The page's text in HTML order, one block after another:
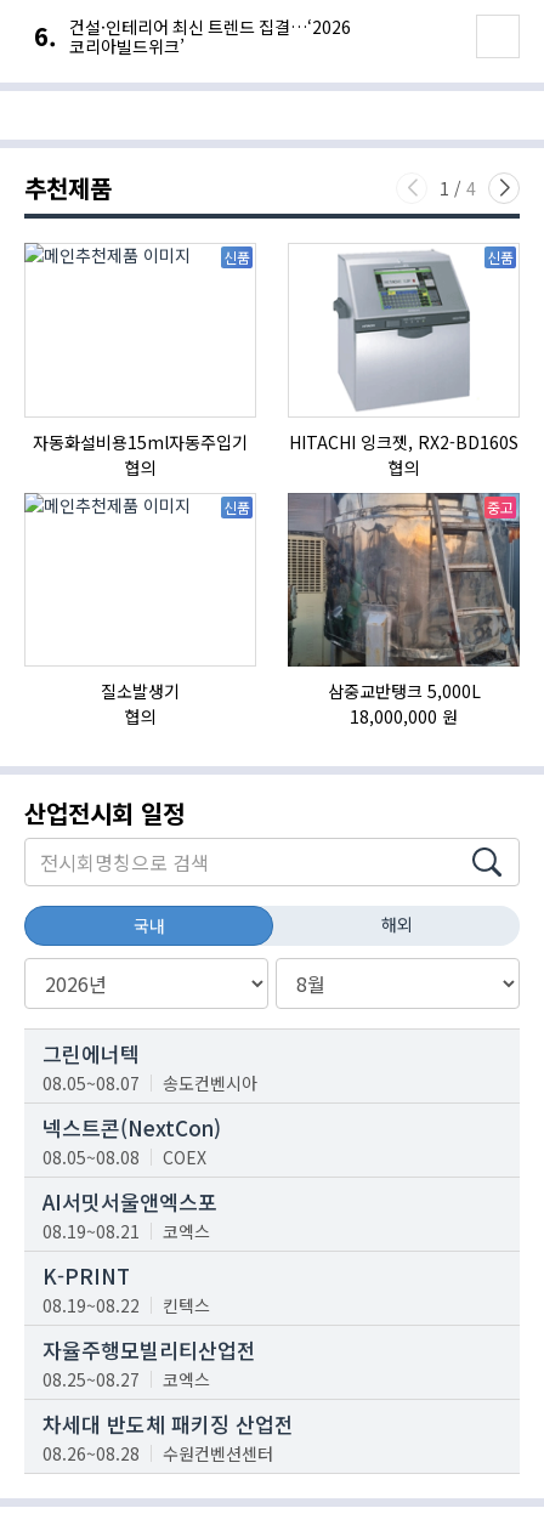
건설·인테리어 최신 트렌드 집결…‘2026
코리아빌드위크’
추천제품 1 / 4
신품
자동화설비용15ml자동주입기
협의
신품
HITACHI 잉크젯, RX2-BD160S
협의
신품
질소발생기
협의
중고
삼중교반탱크 5,000L
18,000,000 원
산업전시회 일정
국내 해외
그린에너텍
08.05~08.07 송도컨벤시아
넥스트콘(NextCon)
08.05~08.08 COEX
AI서밋서울앤엑스포
08.19~08.21 코엑스
K-PRINT
08.19~08.22 킨텍스
자율주행모빌리티산업전
08.25~08.27 코엑스
차세대 반도체 패키징 산업전
08.26~08.28 수원컨벤션센터